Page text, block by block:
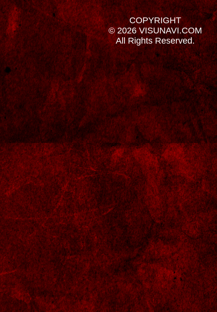
COPYRIGHT
© 2026 VISUNAVI.COM
All Rights Reserved.